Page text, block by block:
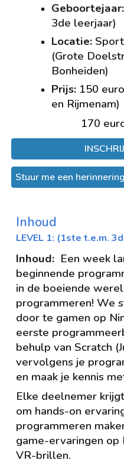
Geboortejaar:
3de leerjaar)
Locatie: Sport
(Grote
Bonheiden)
Prijs: 150
en Rijmenam)
170 euro
Inhoud
LEVEL 1: (1ste t.e.m.
Inhoud: Een week
beginnende
in de boeiende
programmeren! We
door te gamen op
eerste
behulp van Scratch
vervolgens je
en maak je kennis
Elke deelnemer
om hands-on
programmeren
game-ervaringen op
VR-brillen.